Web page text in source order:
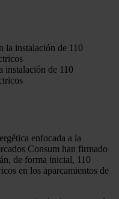
instalación de 110
enfocada a la
Consum han firmado
de forma inicial, 110
en los aparcamientos de